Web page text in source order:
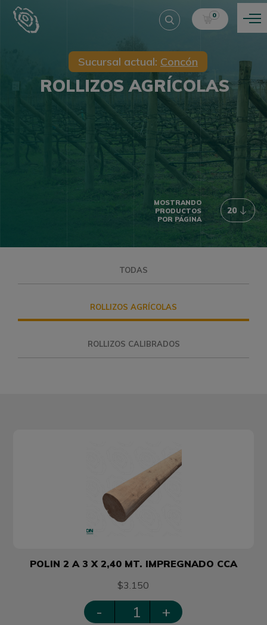
0
Sucursal actual: Concón
ROLLIZOS AGRÍCOLAS
MOSTRANDO
PRODUCTOS
POR PÁGINA
TODAS
ROLLIZOS AGRÍCOLAS
ROLLIZOS CALIBRADOS
POLIN 2 A 3 X 2,40 MT. IMPREGNADO CCA
$3.150
- +